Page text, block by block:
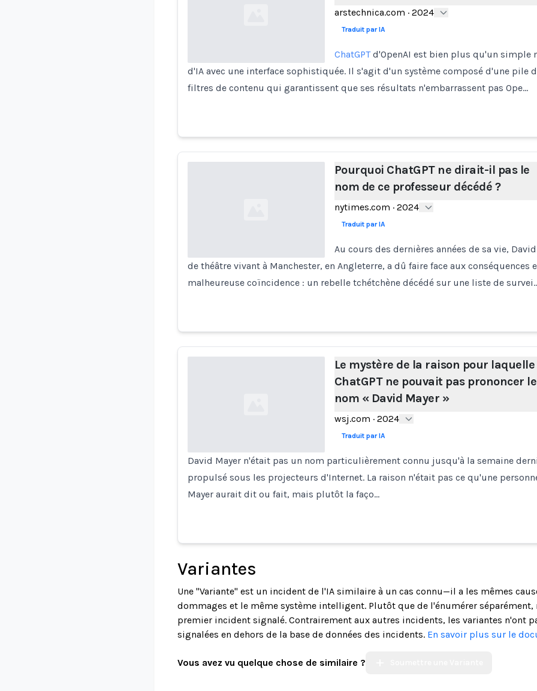
arstechnica.com · 2024
Traduit par IA
ChatGPTd'OpenAI est bien plus qu'un simple
d'IA avec une interface sophistiquée. Il s'agit d'un système composé d'une pile
filtres de contenu qui garantissent que ses résultats n'embarrassent pas Ope…
Pourquoi ChatGPT ne dirait-il pas le
nom de ce professeur décédé ?
nytimes.com · 2024
Traduit par IA
Au cours des dernières années de sa vie,
de théâtre vivant à Manchester, en Angleterre, a dû faire face aux conséquences
malheureuse coïncidence : un rebelle tchétchène décédé sur une liste de
Le mystère de la raison pour laquelle
ChatGPT ne pouvait pas prononcer le
nom « David Mayer »
wsj.com · 2024
Traduit par IA
David Mayer n'était pas un nom particulièrement connu jusqu'à la semaine
propulsé sous les projecteurs d'Internet. La raison n'était pas ce qu'une
Mayer aurait dit ou fait, mais plutôt la faço…
Variantes
Une "Variante" est un incident de l'IA similaire à un cas connu—il a les mêmes
dommages et le même système intelligent. Plutôt que de l'énumérer
premier incident signalé. Contrairement aux autres incidents, les variantes n'ont
signalées en dehors de la base de données des incidents. En savoir plus sur le
Vous avez vu quelque chose de similaire ?